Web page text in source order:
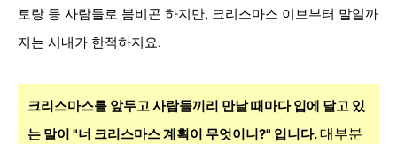
토랑 등 사람들로 붐비곤 하지만, 크리스마스 이브부터 말일까
지는 시내가 한적하지요.
크리스마스를 앞두고 사람들끼리 만날 때마다 입에 달고 있
는 말이 "너 크리스마스 계획이 무엇이니?" 입니다.대부분